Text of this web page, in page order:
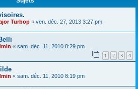
Turbop « ven. déc. 27, 2013 3:27 pm
« sam. déc. 11, 2010 8:29 pm
1 2 3 4
« sam. déc. 11, 2010 8:19 pm